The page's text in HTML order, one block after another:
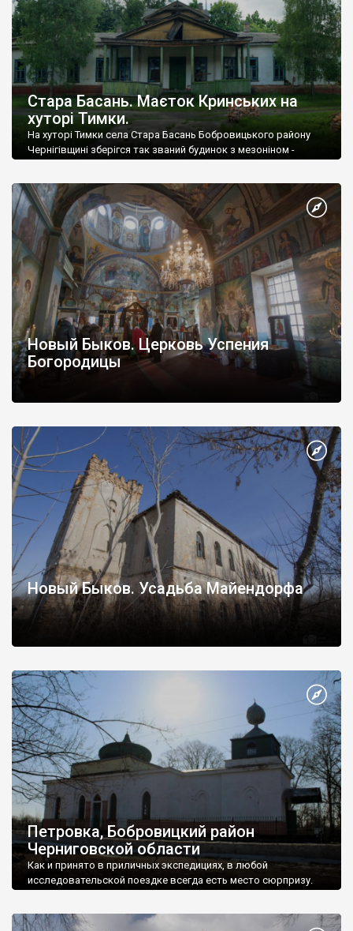
Стара Басань. Маєток Кринських на
хуторі Тимки.
На хуторі Тимки села Стара Басань Бобровицького району
Чернігівщині зберігся так званий будинок з мезоніном -
Новый Быков. Церковь Успения
Богородицы
Новый Быков. Усадьба Майендорфа
Петровка, Бобровицкий район
Черниговской области
Как и принято в приличных экспедициях, в любой
исследовательской поездке всегда есть место сюрпризу.